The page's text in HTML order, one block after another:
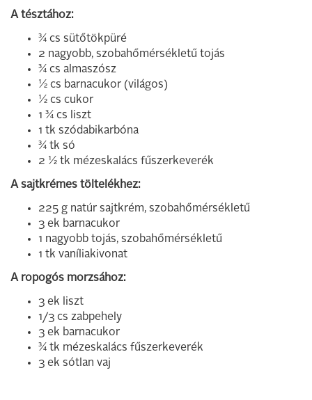
A tésztához:
¾ cs sütőtökpüré
2 nagyobb, szobahőmérsékletű tojás
¾ cs almaszósz
½ cs barnacukor (világos)
½ cs cukor
1 ¾ cs liszt
1 tk szódabikarbóna
¾ tk só
2 ½ tk mézeskalács fűszerkeverék
A sajtkrémes töltelékhez:
225 g natúr sajtkrém, szobahőmérsékletű
3 ek barnacukor
1 nagyobb tojás, szobahőmérsékletű
1 tk vaníliakivonat
A ropogós morzsához:
3 ek liszt
1/3 cs zabpehely
3 ek barnacukor
¾ tk mézeskalács fűszerkeverék
3 ek sótlan vaj